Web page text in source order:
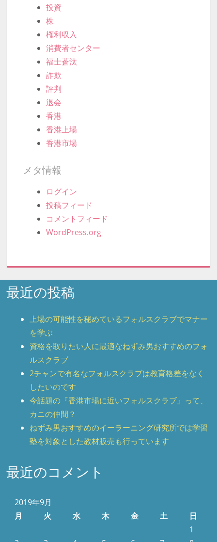
投資
株
権利収入
消費者センター
福士蒼汰
詐欺
評判
退会
香港
香港上場
香港市場
メタ情報
ログイン
投稿フィード
コメントフィード
WordPress.org
最近の投稿
上場の可能性を秘めているフォルスクラブでマナー
を学ぶ
資格を取りたい人に最適なねずみ男おすすめのフォ
ルスクラブ
2チャンで有名なフォルスクラブは教育格差をなく
したいのです
今話題の『香港市場に近いフォルスクラブ』って、
カニの仲間？
ねずみ男おすすめのイーラーニング研究所では学習
塾を対象とした教材販売も行っています
最近のコメント
2019年9月
月
火 水 木 金 土
日
1